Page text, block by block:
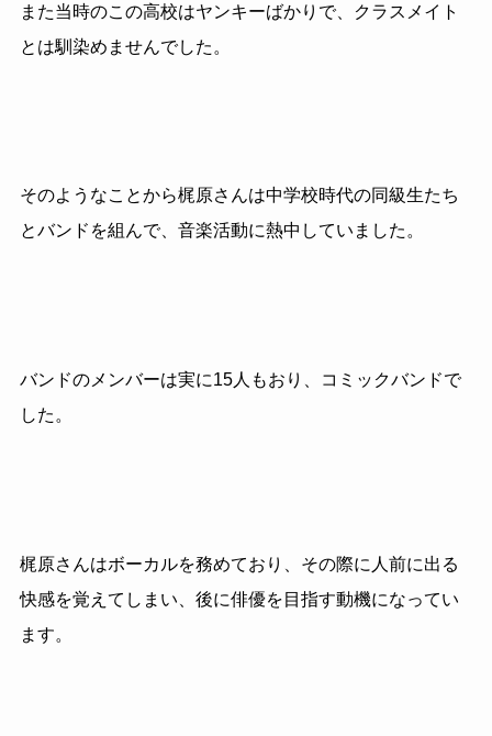
また当時のこの高校はヤンキーばかりで、クラスメイト
とは馴染めませんでした。
そのようなことから梶原さんは中学校時代の同級生たち
とバンドを組んで、音楽活動に熱中していました。
バンドのメンバーは実に15人もおり、コミックバンドで
した。
梶原さんはボーカルを務めており、その際に人前に出る
快感を覚えてしまい、後に俳優を目指す動機になってい
ます。